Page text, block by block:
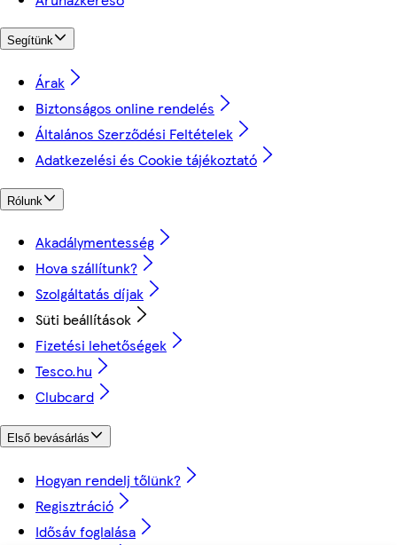
Segítünk
Árak
Biztonságos online rendelés
Általános Szerződési Feltételek
Adatkezelési és Cookie tájékoztató
Rólunk
Akadálymentesség
Hova szállítunk?
Szolgáltatás díjak
Süti beállítások
Fizetési lehetőségek
Tesco.hu
Clubcard
Első bevásárlás
Hogyan rendelj tőlünk?
Regisztráció
Idősáv foglalása